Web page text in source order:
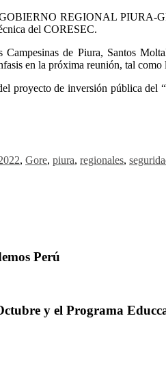
REGIONAL PIURA-
del CORESEC.
de Piura, Santos
en la próxima reunión, tal
de inversión pública del
, Gore, piura, regionales,
Perú
y el Programa